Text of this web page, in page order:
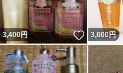
3,400円 いいね！
3,600円